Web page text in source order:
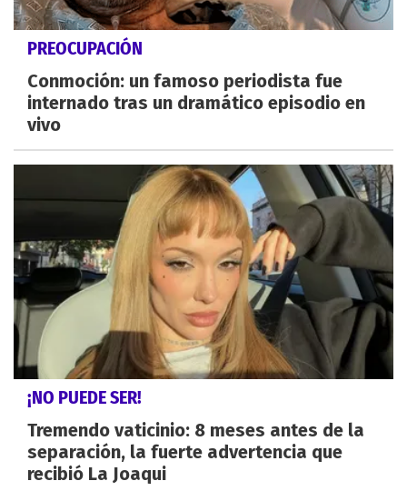
PREOCUPACIÓN
Conmoción: un famoso periodista fue
internado tras un dramático episodio en
vivo
¡NO PUEDE SER!
Tremendo vaticinio: 8 meses antes de la
separación, la fuerte advertencia que
recibió La Joaqui